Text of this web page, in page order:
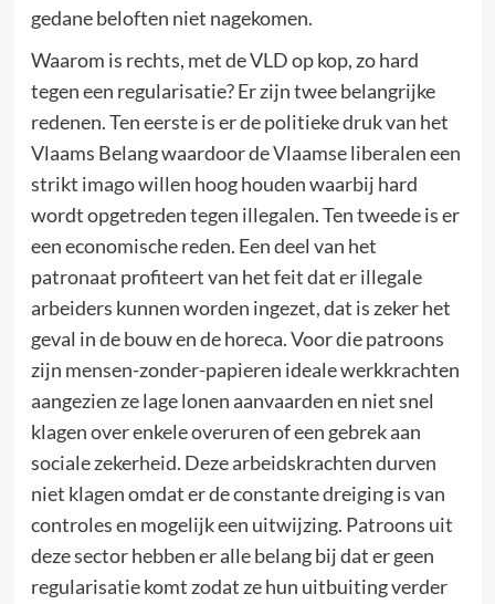
gedane beloften niet nagekomen.
Waarom is rechts, met de VLD op kop, zo hard
tegen een regularisatie? Er zijn twee belangrijke
redenen. Ten eerste is er de politieke druk van het
Vlaams Belang waardoor de Vlaamse liberalen een
strikt imago willen hoog houden waarbij hard
wordt opgetreden tegen illegalen. Ten tweede is er
een economische reden. Een deel van het
patronaat profiteert van het feit dat er illegale
arbeiders kunnen worden ingezet, dat is zeker het
geval in de bouw en de horeca. Voor die patroons
zijn mensen-zonder-papieren ideale werkkrachten
aangezien ze lage lonen aanvaarden en niet snel
klagen over enkele overuren of een gebrek aan
sociale zekerheid. Deze arbeidskrachten durven
niet klagen omdat er de constante dreiging is van
controles en mogelijk een uitwijzing. Patroons uit
deze sector hebben er alle belang bij dat er geen
regularisatie komt zodat ze hun uitbuiting verder